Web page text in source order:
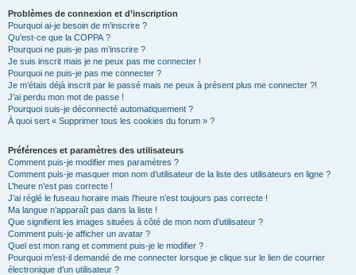
Problèmes de connexion et d’inscription
Pourquoi ai-je besoin de m’inscrire ?
Qu’est-ce que la COPPA ?
Pourquoi ne puis-je pas m’inscrire ?
Je suis inscrit mais je ne peux pas me connecter !
Pourquoi ne puis-je pas me connecter ?
Je m’étais déjà inscrit par le passé mais ne peux à présent plus me connecter ?!
J’ai perdu mon mot de passe !
Pourquoi suis-je déconnecté automatiquement ?
À quoi sert « Supprimer tous les cookies du forum » ?
Préférences et paramètres des utilisateurs
Comment puis-je modifier mes paramètres ?
Comment puis-je masquer mon nom d’utilisateur de la liste des utilisateurs en ligne ?
L’heure n’est pas correcte !
J’ai réglé le fuseau horaire mais l’heure n’est toujours pas correcte !
Ma langue n’apparaît pas dans la liste !
Que signifient les images situées à côté de mon nom d’utilisateur ?
Comment puis-je afficher un avatar ?
Quel est mon rang et comment puis-je le modifier ?
Pourquoi m’est-il demandé de me connecter lorsque je clique sur le lien de courrier
électronique d’un utilisateur ?